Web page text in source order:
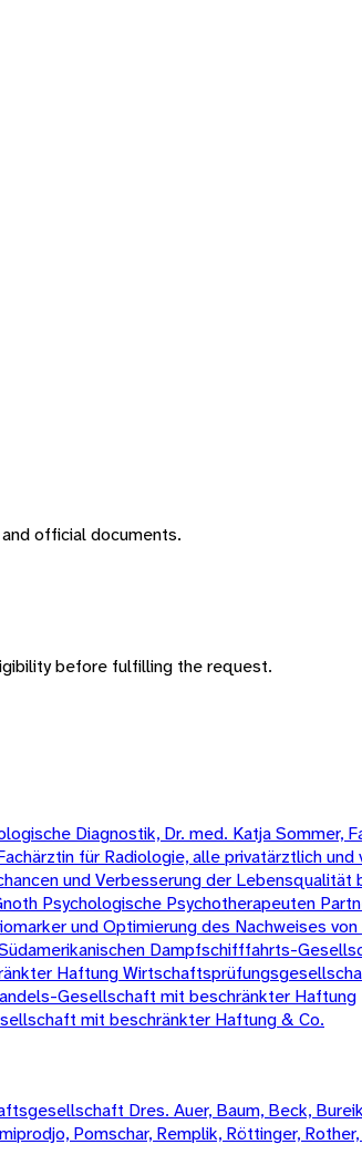
official documents.
before fulfilling the request.
Diagnostik, Dr. med. Katja Sommer,
für Radiologie, alle privatärztlich
und Verbesserung der
Psychologische Psychotherapeuten
und Optimierung des Nachweises
Dampfschifffahrts-
Haftung
Gesellschaft mit beschränkter Haftung
mit beschränkter Haftung & Co.
Dres. Auer, Baum, Beck,
Pomschar, Remplik, Röttinger,